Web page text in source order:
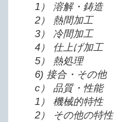
1） 溶解・鋳造
2） 熱間加工
3） 冷間加工
4） 仕上げ加工
5） 熱処理
6) 接合・その他
c） 品質・性能
1） 機械的特性
2） その他の特性